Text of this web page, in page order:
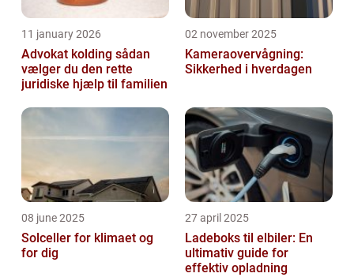
11 january 2026
Advokat kolding sådan
vælger du den rette
juridiske hjælp til familien
02 november 2025
Kameraovervågning:
Sikkerhed i hverdagen
08 june 2025
Solceller for klimaet og
for dig
27 april 2025
Ladeboks til elbiler: En
ultimativ guide for
effektiv opladning